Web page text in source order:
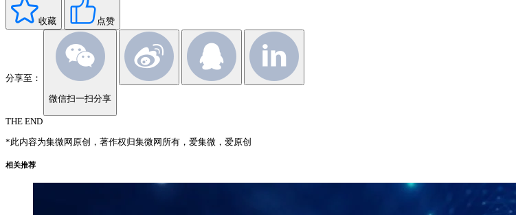
收藏 点赞
分享至：
微信扫一扫分享
THE END
*此内容为集微网原创，著作权归集微网所有，爱集微，爱原创
相关推荐